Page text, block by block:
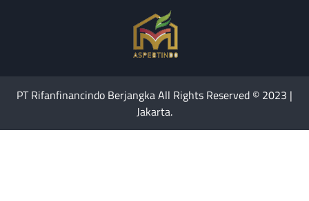
PT Rifanfinancindo Berjangka All Rights Reserved © 2023 |
Jakarta.